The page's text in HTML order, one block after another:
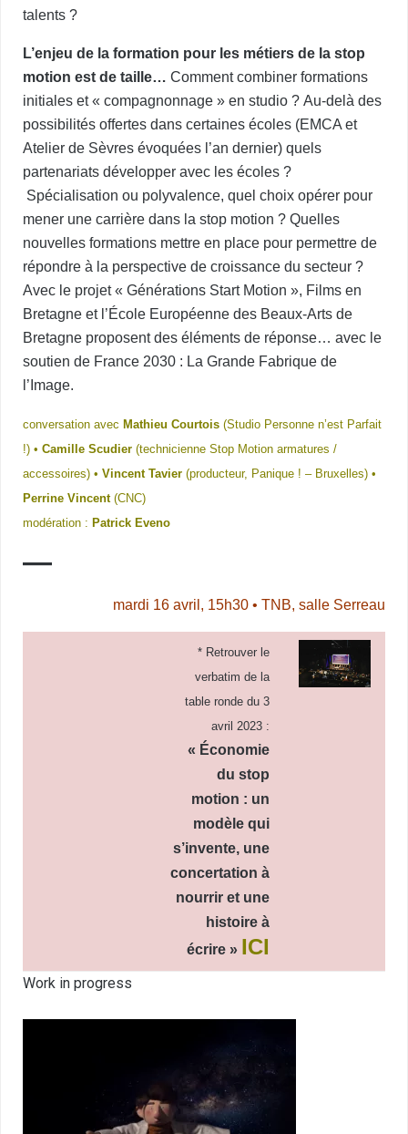
talents ?
L’enjeu de la formation pour les métiers de la stop
motion est de taille… Comment combiner formations
initiales et « compagnonnage » en studio ? Au-delà des
possibilités offertes dans certaines écoles (EMCA et
Atelier de Sèvres évoquées l’an dernier) quels
partenariats développer avec les écoles ?
Spécialisation ou polyvalence, quel choix opérer pour
mener une carrière dans la stop motion ? Quelles
nouvelles formations mettre en place pour permettre de
répondre à la perspective de croissance du secteur ?
Avec le projet « Générations Start Motion », Films en
Bretagne et l’École Européenne des Beaux-Arts de
Bretagne proposent des éléments de réponse… avec le
soutien de France 2030 : La Grande Fabrique de
l’Image.
conversation avec Mathieu Courtois (Studio Personne n’est Parfait
!) • Camille Scudier (technicienne Stop Motion armatures /
accessoires) • Vincent Tavier (producteur, Panique ! – Bruxelles) •
Perrine Vincent(CNC)
modération : Patrick Eveno
—
mardi 16 avril, 15h30 • TNB, salle Serreau
* Retrouver le
verbatim de la
table ronde du 3
avril 2023 :
« Économie
du stop
motion : un
modèle qui
s’invente, une
concertation à
nourrir et une
histoire à
écrire » ICI
Work in progress